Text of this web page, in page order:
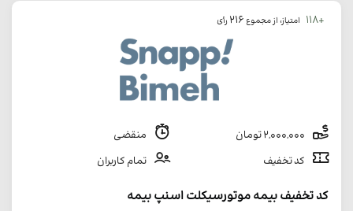
+118 امتیاز، از مجموع 216 رأی
منقضی
کد تخفیف
تمام کاربران
کد تخفیف بیمه موتورسیکلت اسنپ بیمه